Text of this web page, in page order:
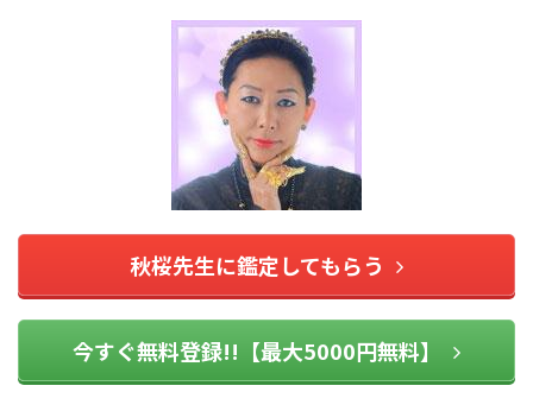
秋桜先生に鑑定してもらう
今すぐ無料登録!!【最大5000円無料】